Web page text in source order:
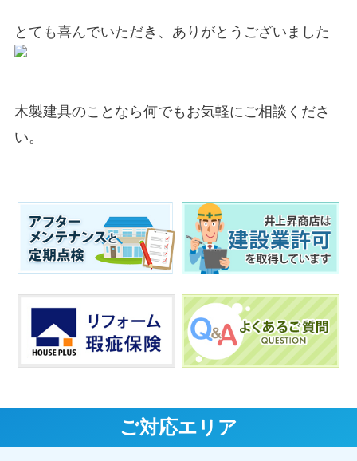
とても喜んでいただき、ありがとうございました
木製建具のことなら何でもお気軽にご相談くださ
い。
ご対応エリア